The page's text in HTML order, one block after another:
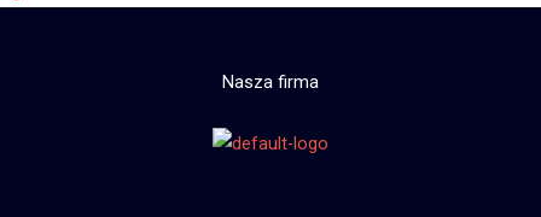
Nasza firma